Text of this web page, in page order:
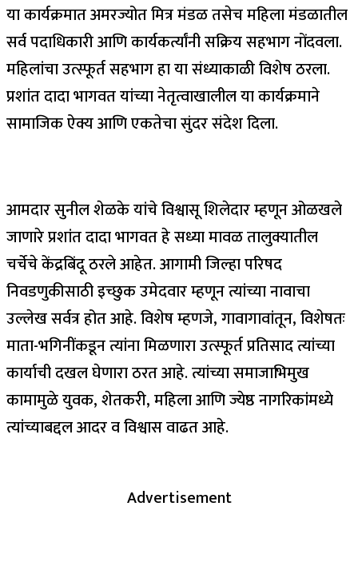
या कार्यक्रमात अमरज्योत मित्र मंडळ तसेच महिला मंडळातील
सर्व पदाधिकारी आणि कार्यकर्त्यांनी सक्रिय सहभाग नोंदवला.
महिलांचा उत्स्फूर्त सहभाग हा या संध्याकाळी विशेष ठरला.
प्रशांत दादा भागवत यांच्या नेतृत्वाखालील या कार्यक्रमाने
सामाजिक ऐक्य आणि एकतेचा सुंदर संदेश दिला.
आमदार सुनील शेळके यांचे विश्वासू शिलेदार म्हणून ओळखले
जाणारे प्रशांत दादा भागवत हे सध्या मावळ तालुक्यातील
चर्चेचे केंद्रबिंदू ठरले आहेत. आगामी जिल्हा परिषद
निवडणुकीसाठी इच्छुक उमेदवार म्हणून त्यांच्या नावाचा
उल्लेख सर्वत्र होत आहे. विशेष म्हणजे, गावागावांतून, विशेषतः
माता-भगिनींकडून त्यांना मिळणारा उत्स्फूर्त प्रतिसाद त्यांच्या
कार्याची दखल घेणारा ठरत आहे. त्यांच्या समाजाभिमुख
कामामुळे युवक, शेतकरी, महिला आणि ज्येष्ठ नागरिकांमध्ये
त्यांच्याबद्दल आदर व विश्वास वाढत आहे.
Advertisement